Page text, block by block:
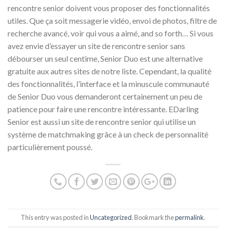
rencontre senior doivent vous proposer des fonctionnalités
utiles. Que ça soit messagerie vidéo, envoi de photos, filtre de
recherche avancé, voir qui vous a aimé, and so forth… Si vous
avez envie d’essayer un site de rencontre senior sans
débourser un seul centime, Senior Duo est une alternative
gratuite aux autres sites de notre liste. Cependant, la qualité
des fonctionnalités, l’interface et la minuscule communauté
de Senior Duo vous demanderont certainement un peu de
patience pour faire une rencontre intéressante. EDarling
Senior est aussi un site de rencontre senior qui utilise un
système de matchmaking grâce à un check de personnalité
particulièrement poussé.
This entry was posted inUncategorized. Bookmark thepermalink.